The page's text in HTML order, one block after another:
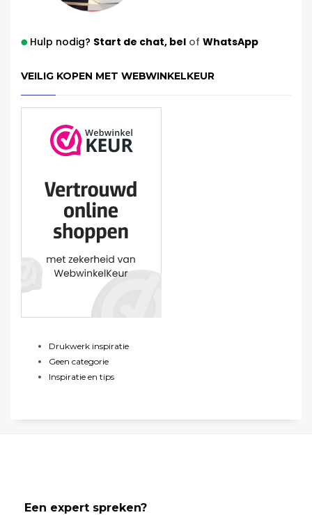
Hulp nodig? Start de chat,belof WhatsApp
VEILIG KOPEN MET WEBWINKELKEUR
Drukwerk inspiratie
Geen categorie
Inspiratie en tips
Een expert spreken?